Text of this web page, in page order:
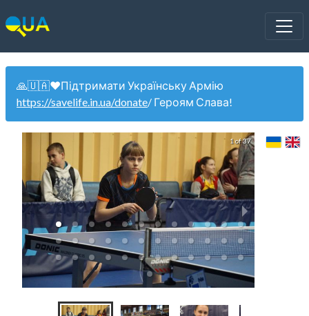
🙏🇺🇦❤️Підтримати Українську Армію
https://savelife.in.ua/donate/ Героям Слава!
1 of 37